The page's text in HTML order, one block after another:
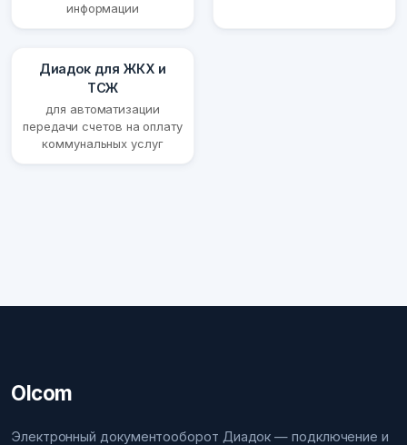
информации
Диадок для ЖКХ и
ТСЖ
для автоматизации
передачи счетов на оплату
коммунальных услуг
Olcom
Электронный документооборот Диадок — подключение и